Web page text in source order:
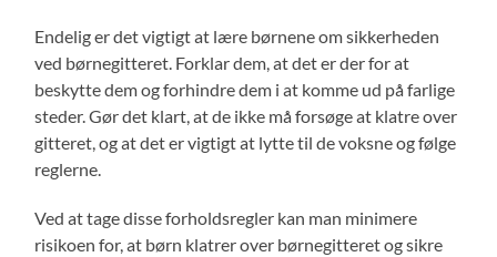
Endelig er det vigtigt at lære børnene om sikkerheden
ved børnegitteret. Forklar dem, at det er der for at
beskytte dem og forhindre dem i at komme ud på farlige
steder. Gør det klart, at de ikke må forsøge at klatre over
gitteret, og at det er vigtigt at lytte til de voksne og følge
reglerne.
Ved at tage disse forholdsregler kan man minimere
risikoen for, at børn klatrer over børnegitteret og sikre